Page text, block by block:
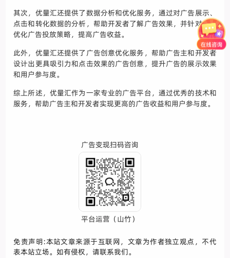
其次，优量汇还提供了数据分析和优化服务，通过对广告展示、
点击和转化数据的分析，帮助开发者了解广告效果，并针对性地
优化广告投放策略，提高广告收益。
此外，优量汇还提供了广告创意优化服务，帮助广告主和开发者
设计出更具吸引力和点击效果的广告创意，提升广告的展示效果
和用户参与度。
综上所述，优量汇作为一家专业的广告平台，通过优秀的技术和
服务，帮助广告主和开发者实现更高的广告收益和用户参与度。
广告变现扫码咨询
平台运营（山竹）
免责声明:本站文章来源于互联网，文章为作者独立观点，不代
表本站立场。如有侵权，请联系我们。